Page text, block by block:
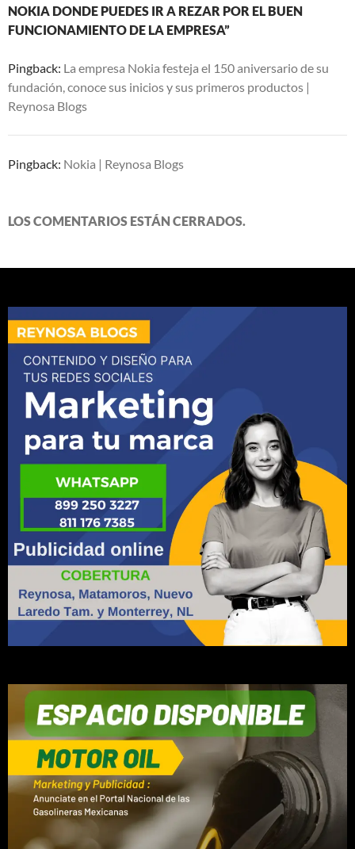
NOKIA DONDE PUEDES IR A REZAR POR EL BUEN
FUNCIONAMIENTO DE LA EMPRESA”
Pingback: La empresa Nokia festeja el 150 aniversario de su
fundación, conoce sus inicios y sus primeros productos |
Reynosa Blogs
Pingback: Nokia | Reynosa Blogs
LOS COMENTARIOS ESTÁN CERRADOS.